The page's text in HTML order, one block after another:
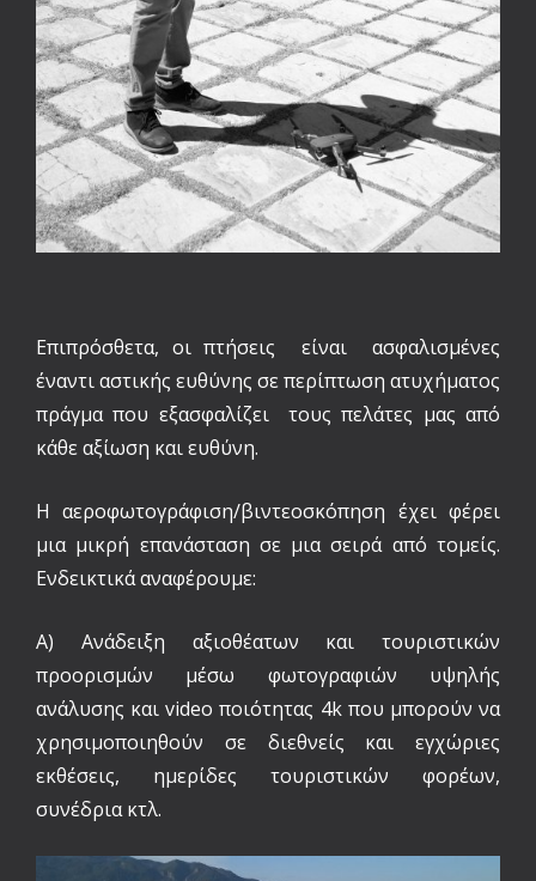
Επιπρόσθετα, οι πτήσεις είναι ασφαλισμένες
έναντι αστικής ευθύνης σε περίπτωση ατυχήματος
πράγμα που εξασφαλίζει τους πελάτες μας από
κάθε αξίωση και ευθύνη.
Η αεροφωτογράφιση/βιντεοσκόπηση έχει φέρει
μια μικρή επανάσταση σε μια σειρά από τομείς.
Ενδεικτικά αναφέρουμε:
Α) Ανάδειξη αξιοθέατων και τουριστικών
προορισμών μέσω φωτογραφιών υψηλής
ανάλυσης και video ποιότητας 4k που μπορούν να
χρησιμοποιηθούν σε διεθνείς και εγχώριες
εκθέσεις, ημερίδες τουριστικών φορέων,
συνέδρια κτλ.